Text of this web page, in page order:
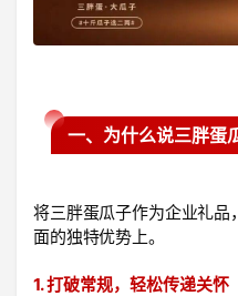
一、为什么说三胖蛋
将三胖蛋瓜子作为企业礼品
面的独特优势上。
1. 打破常规，轻松传递关怀